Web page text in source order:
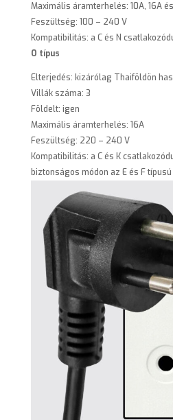
Maximális áramterhelés: 10A, 16A
Feszültség: 100 – 240 V
Kompatibilitás: a C és N
O típus
Elterjedés: kizárólag Thaiföldön
Villák száma: 3
Földelt: igen
Maximális áramterhelés: 16A
Feszültség: 220 – 240 V
Kompatibilitás: a C és K
biztonságos módon az E és F